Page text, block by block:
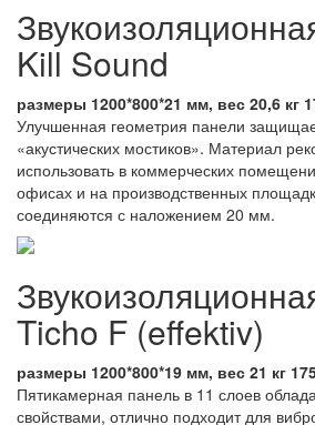
Kill Sound
размеры 1200*800*21 мм, вес 20,6 кг
Улучшенная геометрия панели
«акустических мостиков». Материал
использовать в коммерческих
офисах и на производственных
соединяются с наложением 20 мм.
Ticho F (effektiv)
размеры 1200*800*19 мм, вес 21 кг
Пятикамерная панель в 11 слоев
свойствами, отлично подходит для